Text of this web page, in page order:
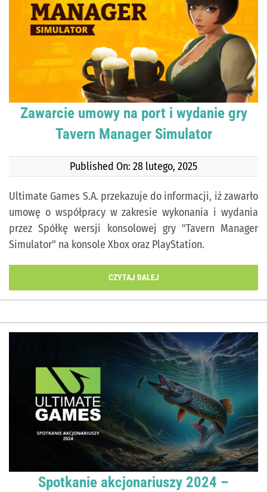
Zawarcie umowy na port i wydanie gry
Tavern Manager Simulator
Published On: 28 lutego, 2025
Ultimate Games S.A. przekazuje do informacji, iż zawarło
umowę o współpracy w zakresie wykonania i wydania
przez Spółkę wersji konsolowej gry "Tavern Manager
Simulator" na konsole Xbox oraz PlayStation.
CZYTAJ DALEJ
Spotkanie akcjonariuszy 2024 –